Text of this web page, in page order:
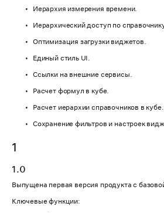
Иерархия измерения времени.
Иерархический доступ по
Оптимизация загрузки виджетов.
Единый стиль UI.
Ссылки на внешние сервисы.
Расчет формул в кубе.
Расчет иерархии справочников в кубе.
Сохранение фильтров и настроек
1
1.0
Выпущена первая версия продукта с
Ключевые функции: